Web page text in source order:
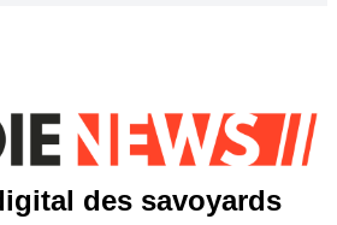
des savoyards